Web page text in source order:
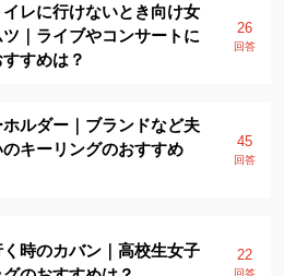
レに行けないとき向け女
｜ライブやコンサートに
すめは？
26
回答
ルダー｜ブランドなど夫
キーリングのおすすめ
45
回答
時のカバン｜高校生女子
22
回答